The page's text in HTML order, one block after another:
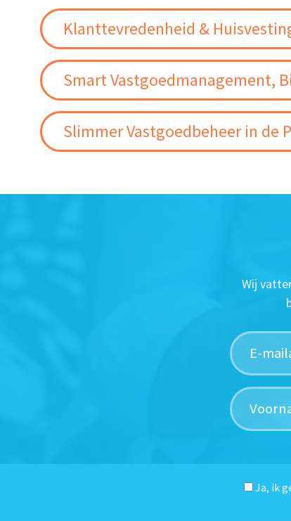
Klanttevredenheid &
Smart Vastgoedmanagement,
Slimmer Vastgoedbeheer in de
Wij
Ja, ik